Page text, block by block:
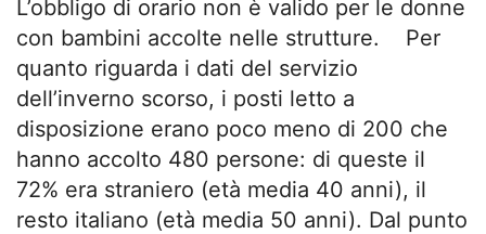
L’obbligo di orario non è valido per le donne
con bambini accolte nelle strutture. Per
quanto riguarda i dati del servizio
dell’inverno scorso, i posti letto a
disposizione erano poco meno di 200 che
hanno accolto 480 persone: di queste il
72% era straniero (età media 40 anni), il
resto italiano (età media 50 anni). Dal punto